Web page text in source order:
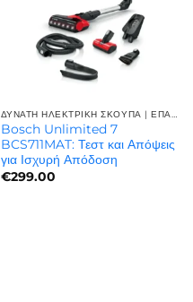
Bosch Unlimited 7
BCS711MAT: Τεστ και Απόψεις
για Ισχυρή Απόδοση
€299.00